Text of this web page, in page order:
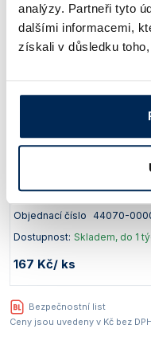
analýzy. Partneři tyto
dalšími informacemi,
získali v důsledku
0,5 mol/l
Objednací číslo 44420-
332 Kč/ ks
Kvalita
Objednací číslo 44070-
Dostupnost: Skladem, do 1
167 Kč/ ks
Bezpečnostní list
Ceny jsou uvedeny v Kč bez